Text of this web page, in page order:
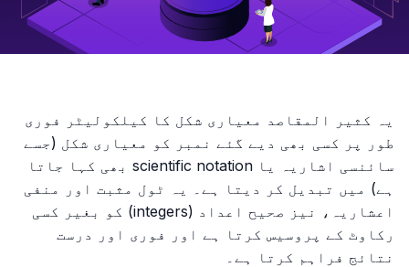
یہ کثیر المقاصد معیاری شکل کا کیلکولیٹر فوری
طور پر کسی بھی دیے گئے نمبر کو معیاری شکل (جسے
سائنسی اشاریہ یا scientific notation بھی کہا جاتا
ہے) میں تبدیل کر دیتا ہے۔ یہ ٹول مثبت اور منفی
اعشاریہ، نیز صحیح اعداد (integers) کو بغیر کسی
رکاوٹ کے پروسیس کرتا ہے اور فوری اور درست
نتائج فراہم کرتا ہے۔